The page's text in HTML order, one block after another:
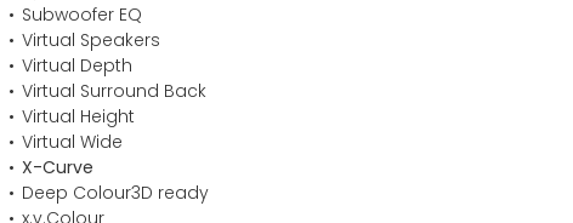
Subwoofer EQ
Virtual Speakers
Virtual Depth
Virtual Surround Back
Virtual Height
Virtual Wide
X-Curve
Deep Colour3D ready
x.v.Colour